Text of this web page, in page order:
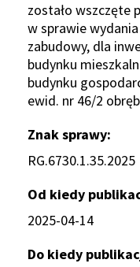
zostało wszczęte
w sprawie
zabudowy, dla
budynku
budynku
ewid. nr 46/2
Znak sprawy
RG.6730.1.35.2025
Od kiedy
2025-04-14
Do kiedy